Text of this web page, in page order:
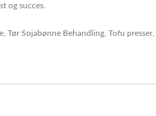
og succes.
Tør Sojabønne Behandling Tofu presser,